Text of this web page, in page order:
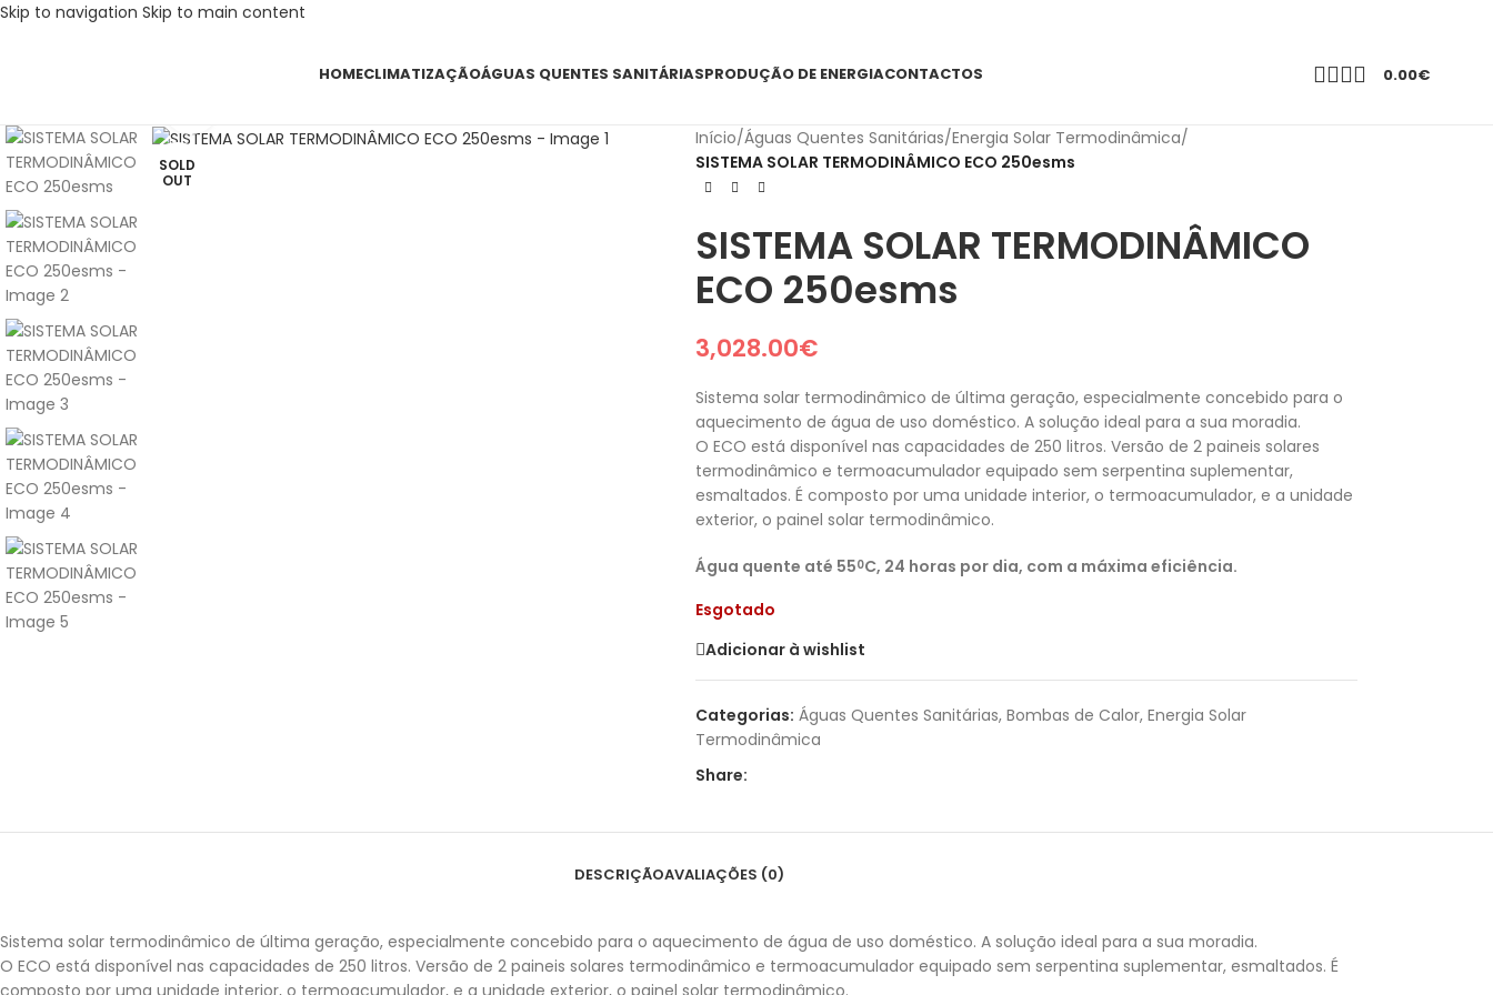
Skip to navigation Skip to main content
HOMECLIMATIZAÇÃOÁGUAS QUENTES SANITÁRIASPRODUÇÃO DE ENERGIACONTACTOS 0.00€
SOLD
OUT
Início/Águas Quentes Sanitárias/Energia Solar Termodinâmica/
SISTEMA SOLAR TERMODINÂMICO ECO 250esms
SISTEMA SOLAR TERMODINÂMICO
ECO 250esms
3,028.00€
Sistema solar termodinâmico de última geração, especialmente concebido para o
aquecimento de água de uso doméstico. A solução ideal para a sua moradia.
O ECO está disponível nas capacidades de 250 litros. Versão de 2 paineis solares
termodinâmico e termoacumulador equipado sem serpentina suplementar,
esmaltados. É composto por uma unidade interior, o termoacumulador, e a unidade
exterior, o painel solar termodinâmico.
Água quente até 550C, 24 horas por dia, com a máxima eficiência.
Esgotado
Adicionar à wishlist
Categorias: Águas Quentes Sanitárias, Bombas de Calor, Energia Solar
Termodinâmica
Share:
DESCRIÇÃOAVALIAÇÕES (0)
Sistema solar termodinâmico de última geração, especialmente concebido para o aquecimento de água de uso doméstico. A solução ideal para a sua moradia.
O ECO está disponível nas capacidades de 250 litros. Versão de 2 paineis solares termodinâmico e termoacumulador equipado sem serpentina suplementar, esmaltados. É
composto por uma unidade interior, o termoacumulador, e a unidade exterior, o painel solar termodinâmico.